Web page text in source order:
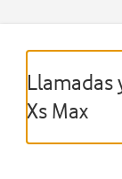
Llamadas
Xs Max